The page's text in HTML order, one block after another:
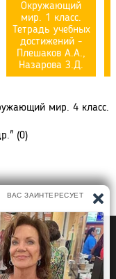
Окружающий
мир. 1 класс.
Тетрадь учебных
достижений -
Плешаков А.А.,
Назарова З.Д.
мир. 4 класс.
(0)